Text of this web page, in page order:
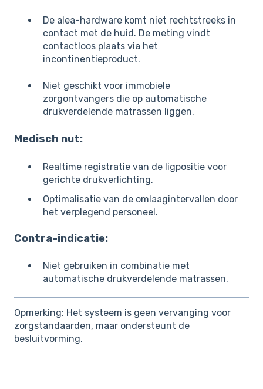
De alea-hardware komt niet rechtstreeks in
contact met de huid. De meting vindt
contactloos plaats via het
incontinentieproduct.
Niet geschikt voor immobiele
zorgontvangers die op automatische
drukverdelende matrassen liggen.
Medisch nut:
Realtime registratie van de ligpositie voor
gerichte drukverlichting.
Optimalisatie van de omlaagintervallen door
het verplegend personeel.
Contra-indicatie:
Niet gebruiken in combinatie met
automatische drukverdelende matrassen.
Opmerking: Het systeem is geen vervanging voor
zorgstandaarden, maar ondersteunt de
besluitvorming.